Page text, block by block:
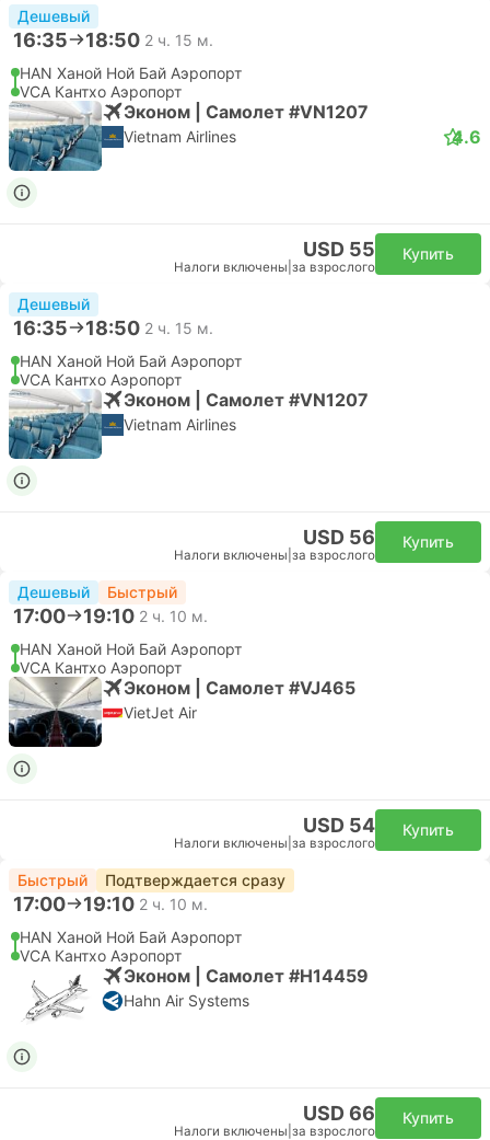
Дешевый
16:35 18:50 2 ч. 15 м.
HAN Ханой Ной Бай Аэропорт
VCA Кантхо Аэропорт
Эконом | Самолет #VN1207
Vietnam Airlines 4.6
USD 55
Налоги включены за взрослого
Купить
Дешевый
16:35 18:50 2 ч. 15 м.
HAN Ханой Ной Бай Аэропорт
VCA Кантхо Аэропорт
Эконом | Самолет #VN1207
Vietnam Airlines
USD 56
Налоги включены за взрослого
Купить
Дешевый Быстрый
17:00 19:10 2 ч. 10 м.
HAN Ханой Ной Бай Аэропорт
VCA Кантхо Аэропорт
Эконом | Самолет #VJ465
VietJet Air
USD 54
Налоги включены за взрослого
Купить
Быстрый Подтверждается сразу
17:00 19:10 2 ч. 10 м.
HAN Ханой Ной Бай Аэропорт
VCA Кантхо Аэропорт
Эконом | Самолет #H14459
Hahn Air Systems
USD 66
Налоги включены за взрослого
Купить